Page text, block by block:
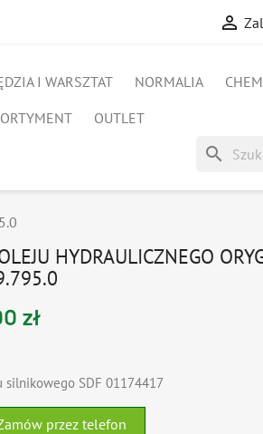

I WARSZTAT NORMALIA
OUTLET
search
HYDRAULICZNEGO
zł
silnikowego SDF 01174417
przez telefon